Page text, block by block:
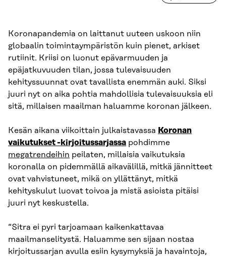
Koronapandemia on laittanut uuteen uskoon niin
globaalin toimintaympäristön kuin pienet, arkiset
rutiinit. Kriisi on luonut epävarmuuden ja
epäjatkuvuuden tilan, jossa tulevaisuuden
kehityssuunnat ovat tavallista enemmän auki. Siksi
juuri nyt on aika pohtia mahdollisia tulevaisuuksia eli
sitä, millaisen maailman haluamme koronan jälkeen.
Kesän aikana viikoittain julkaistavassa Koronan
vaikutukset -kirjoitussarjassa pohdimme
megatrendeihin peilaten, millaisia vaikutuksia
koronalla on pidemmällä aikavälillä, mitkä jännitteet
ovat vahvistuneet, mikä on yllättänyt, mitkä
kehityskulut luovat toivoa ja mistä asioista pitäisi
juuri nyt keskustella.
“Sitra ei pyri tarjoamaan kaikenkattavaa
maailmanselitystä. Haluamme sen sijaan nostaa
kirjoitussarjan avulla esiin kysymyksiä ja havaintoja,